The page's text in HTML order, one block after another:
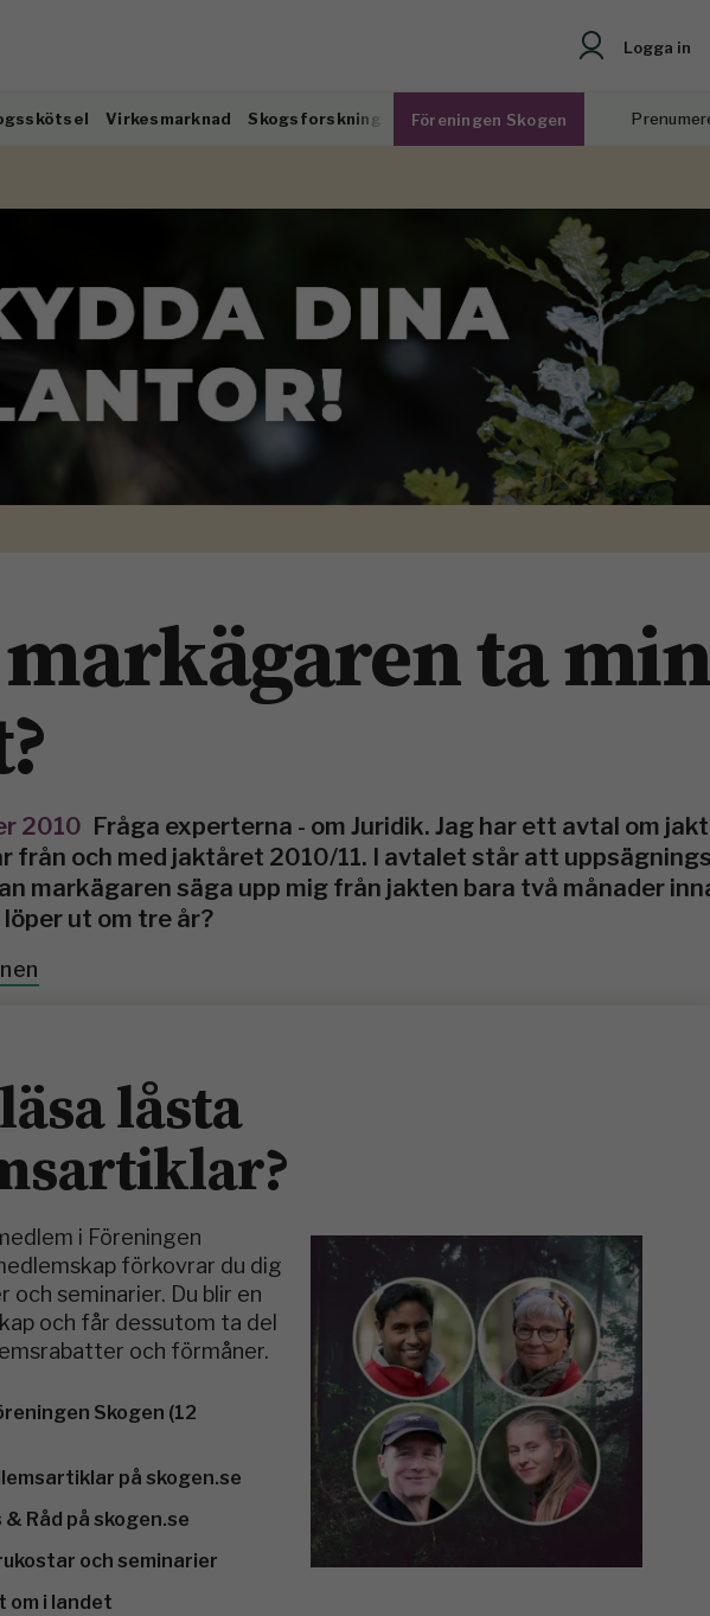
Logga in
Virkesmarknad Skogsforskning Föreningen Skogen
ta min
2010 Fråga experterna - om Juridik. Jag har ett avtal om
från och med jaktåret 2010/11. I avtalet står att
markägaren säga upp mig från jakten bara två månader
ut om tre år?
låsta
i Föreningen
förkovrar du dig
och seminarier. Du blir en
och får dessutom ta del
och förmåner.
Skogen (12
på skogen.se
Råd på skogen.se
och seminarier
om i landet